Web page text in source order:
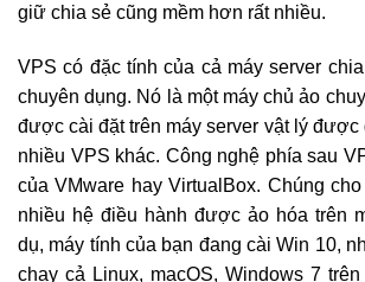
giữ chia sẻ cũng mềm hơn rất nhiều.
VPS có đặc tính của cả máy server
chuyên dụng. Nó là một máy chủ ảo
được cài đặt trên máy server vật lý được
nhiều VPS khác. Công nghệ phía sau
của VMware hay VirtualBox. Chúng
nhiều hệ điều hành được ảo hóa trên
dụ, máy tính của bạn đang cài Win 10,
chạy cả Linux, macOS, Windows 7